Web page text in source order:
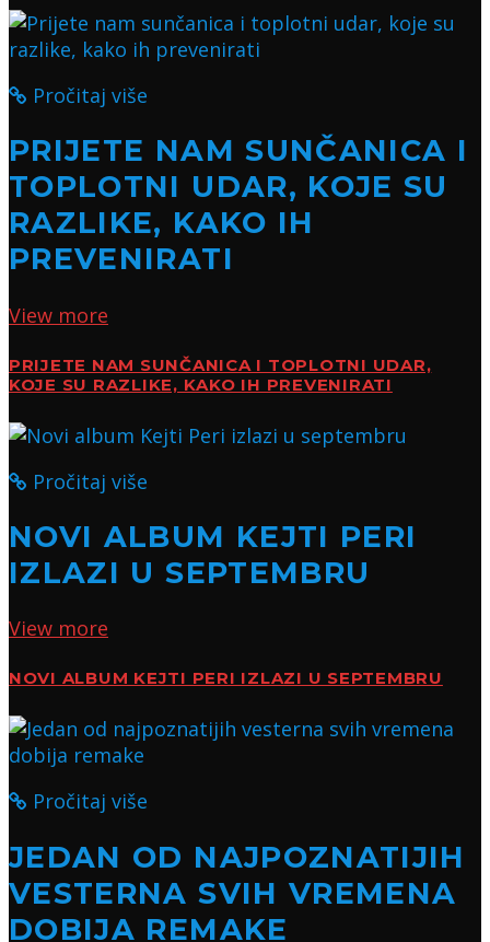
Pročitaj više
PRIJETE NAM SUNČANICA I
TOPLOTNI UDAR, KOJE SU
RAZLIKE, KAKO IH
PREVENIRATI
View more
PRIJETE NAM SUNČANICA I TOPLOTNI UDAR,
KOJE SU RAZLIKE, KAKO IH PREVENIRATI
Pročitaj više
NOVI ALBUM KEJTI PERI
IZLAZI U SEPTEMBRU
View more
NOVI ALBUM KEJTI PERI IZLAZI U SEPTEMBRU
Pročitaj više
JEDAN OD NAJPOZNATIJIH
VESTERNA SVIH VREMENA
DOBIJA REMAKE